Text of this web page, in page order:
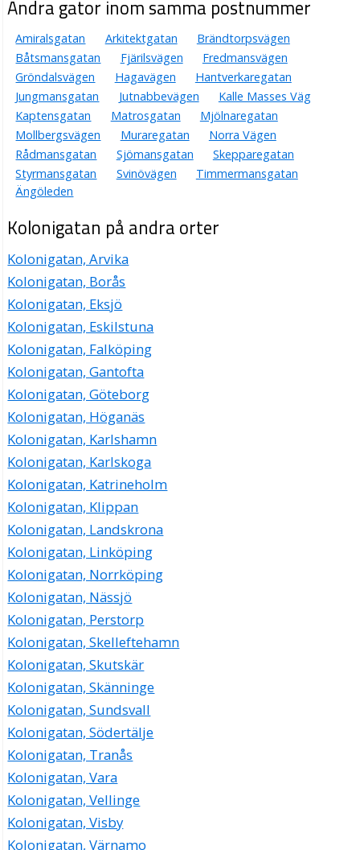
Andra gator inom samma postnummer
Amiralsgatan Arkitektgatan
Brändtorpsvägen
Båtsmansgatan
Fjärilsvägen
Fredmansvägen
Gröndalsvägen
Hagavägen
Hantverkaregatan
Jungmansgatan
Jutnabbevägen
Kalle Masses Väg
Kaptensgatan
Matrosgatan
Mjölnaregatan
Mollbergsvägen
Muraregatan
Norra Vägen
Rådmansgatan
Sjömansgatan
Skepparegatan
Styrmansgatan
Svinövägen
Timmermansgatan
Ängöleden
Kolonigatan på andra orter
Kolonigatan, Arvika
Kolonigatan, Borås
Kolonigatan, Eksjö
Kolonigatan, Eskilstuna
Kolonigatan, Falköping
Kolonigatan, Gantofta
Kolonigatan, Göteborg
Kolonigatan, Höganäs
Kolonigatan, Karlshamn
Kolonigatan, Karlskoga
Kolonigatan, Katrineholm
Kolonigatan, Klippan
Kolonigatan, Landskrona
Kolonigatan, Linköping
Kolonigatan, Norrköping
Kolonigatan, Nässjö
Kolonigatan, Perstorp
Kolonigatan, Skelleftehamn
Kolonigatan, Skutskär
Kolonigatan, Skänninge
Kolonigatan, Sundsvall
Kolonigatan, Södertälje
Kolonigatan, Tranås
Kolonigatan, Vara
Kolonigatan, Vellinge
Kolonigatan, Visby
Kolonigatan, Värnamo